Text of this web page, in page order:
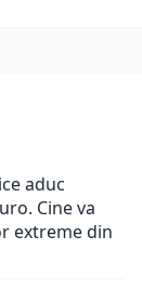
aduc
Cine va
extreme din